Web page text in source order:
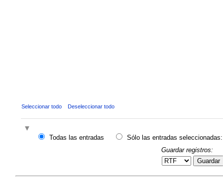
Seleccionar todo Deseleccionar todo
Todas las entradas
Sólo las entradas seleccionadas:
Guardar registros:
Guardar